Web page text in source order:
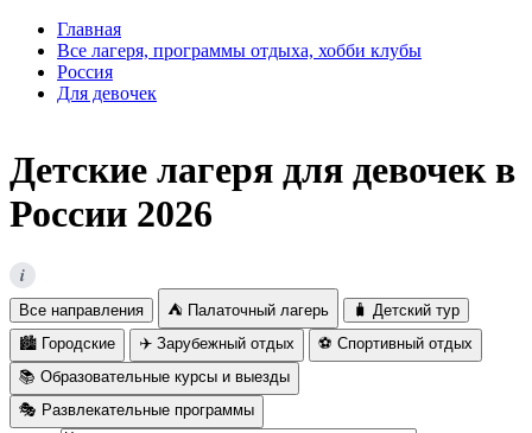
Главная
Все лагеря, программы отдыха, хобби клубы
Россия
Для девочек
Детские лагеря для девочек в
России 2026
i
Все направления ⛺ Палаточный лагерь
🧳 Детский тур
🏙️ Городские
✈️ Зарубежный отдых
⚽ Спортивный отдых
📚 Образовательные курсы и выезды
🎭 Развлекательные программы